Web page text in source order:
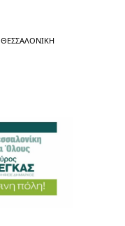
ΘΕΣΣΑΛΟΝΊΚΗ